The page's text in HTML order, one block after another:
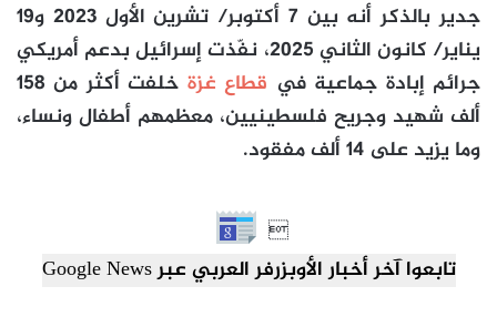
جدير بالذكر أنه بين 7 أكتوبر/ تشرين الأول 2023 و19
يناير/ كانون الثاني 2025، نفّذت إسرائيل بدعم أمريكي
جرائم إبادة جماعية في قطاع غزة
خلفت أكثر من 158
ألف شهيد وجريح فلسطينيين، معظمهم أطفال ونساء،
وما يزيد على 14 ألف مفقود.​​​​​​​

تابعوا آخر أخبار الأوبزرفر العربي عبر Google News